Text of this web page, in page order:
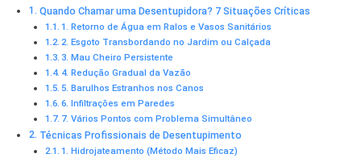
Quando Chamar uma Desentupidora? 7 Situações Críticas
1. Retorno de Água em Ralos e Vasos Sanitários
2. Esgoto Transbordando no Jardim ou Calçada
3. Mau Cheiro Persistente
4. Redução Gradual da Vazão
5. Barulhos Estranhos nos Canos
6. Infiltrações em Paredes
7. Vários Pontos com Problema Simultâneo
Técnicas Profissionais de Desentupimento
1. Hidrojateamento (Método Mais Eficaz)